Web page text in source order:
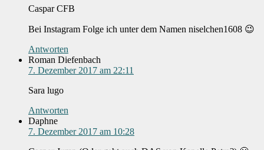
Caspar CFB
Bei Instagram Folge ich unter dem Namen niselchen1608 😉
Antworten
Roman Diefenbach
7. Dezember 2017 am 22:11
Sara lugo
Antworten
Daphne
7. Dezember 2017 am 10:28